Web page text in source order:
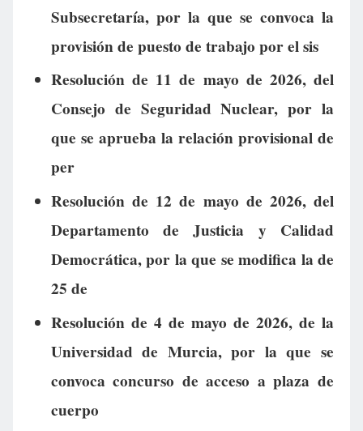
Subsecretaría, por la que se convoca la
provisión de puesto de trabajo por el sis
Resolución de 11 de mayo de 2026, del
Consejo de Seguridad Nuclear, por la
que se aprueba la relación provisional de
per
Resolución de 12 de mayo de 2026, del
Departamento de Justicia y Calidad
Democrática, por la que se modifica la de
25 de
Resolución de 4 de mayo de 2026, de la
Universidad de Murcia, por la que se
convoca concurso de acceso a plaza de
cuerpo